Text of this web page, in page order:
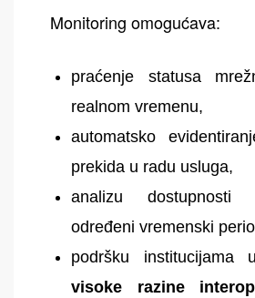
Monitoring omogućava:
praćenje statusa
realnom vremenu,
automatsko
prekida u radu usluga,
analizu dostupnosti
određeni vremenski
podršku institucijama
visoke razine